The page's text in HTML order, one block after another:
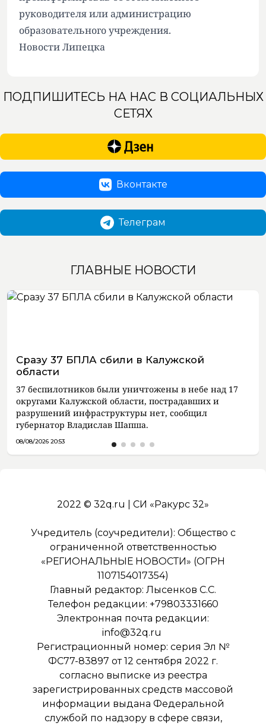
руководителя или администрацию
образовательного учреждения.
Новости Липецка
ПОДПИШИТЕСЬ НА НАС В СОЦИАЛЬНЫХ
СЕТЯХ
Вконтакте
Телеграм
ГЛАВНЫЕ НОВОСТИ
Сразу 37 БПЛА сбили в Калужской
области
37 беспилотников были уничтожены в небе над 17
округами Калужской области, пострадавших и
разрушений инфраструктуры нет, сообщил
губернатор Владислав Шапша.
08/08/2026 20:53
2022 © 32q.ru | СИ «Ракурс 32»
Учредитель (соучредители): Общество с
ограниченной ответственностью
«РЕГИОНАЛЬНЫЕ НОВОСТИ» (ОГРН
1107154017354)
Главный редактор: Лысенков С.С.
Телефон редакции: +79803331660
Электронная почта редакции:
info@32q.ru
Регистрационный номер: серия Эл №
ФС77-83897 от 12 сентября 2022 г.
согласно выписке из реестра
зарегистрированных средств массовой
информации выдана Федеральной
службой по надзору в сфере связи,